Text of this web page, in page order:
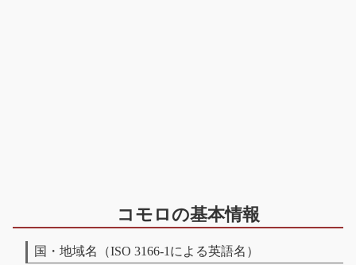
コモロの基本情報
国・地域名（ISO 3166-1による英語名）